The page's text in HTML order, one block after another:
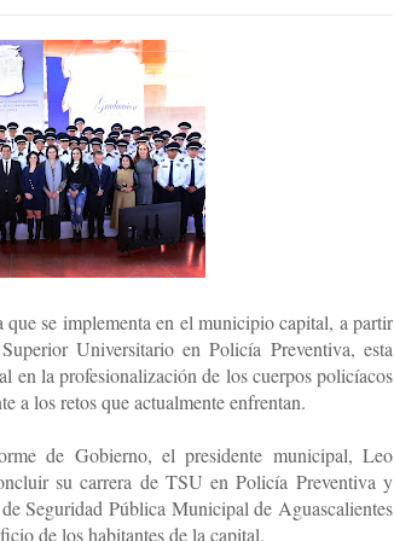
se implementa en el municipio capital, a partir
Universitario en Policía Preventiva, esta
en la profesionalización de los cuerpos policíacos
a los retos que actualmente enfrentan.
de Gobierno, el presidente municipal, Leo
su carrera de TSU en Policía Preventiva y
Seguridad Pública Municipal de Aguascalientes
de los habitantes de la capital.